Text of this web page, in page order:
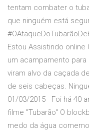
tentam combater o
que ninguém está
Estou Assistindo online
um acampamento
viram alvo da caçada
de seis cabeças.
01/03/2015 · Foi há 40
filme "Tubarão" O
medo da água